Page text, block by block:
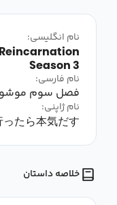
نام انگلیسی:
Season 3
نام فارسی:
فصل سوم
نام ژاپنی:
たら本気だす～
خلاصه داستان